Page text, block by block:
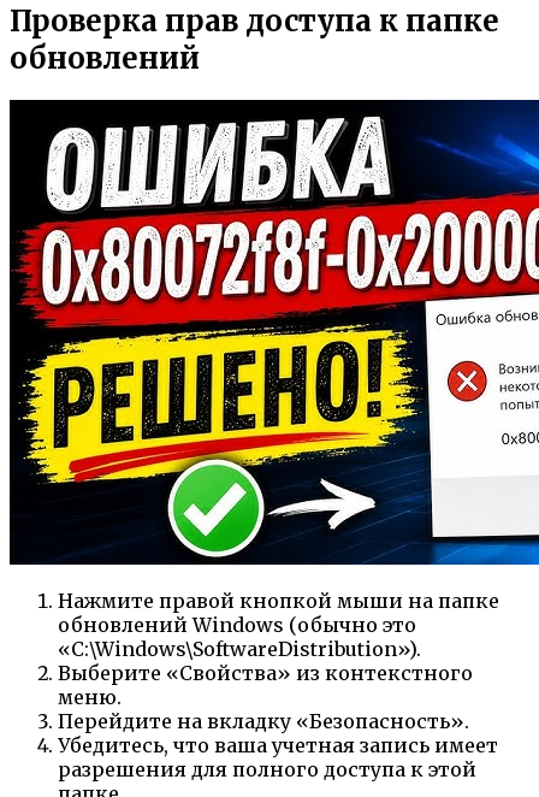
Проверка прав доступа к папке
обновлений
Нажмите правой кнопкой мыши на папке
обновлений Windows (обычно это
«C:\Windows\SoftwareDistribution»).
Выберите «Свойства» из контекстного
меню.
Перейдите на вкладку «Безопасность».
Убедитесь, что ваша учетная запись имеет
разрешения для полного доступа к этой